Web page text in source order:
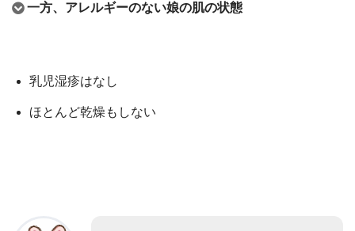
一方、アレルギーのない娘の肌の状態
乳児湿疹はなし
ほとんど乾燥もしない